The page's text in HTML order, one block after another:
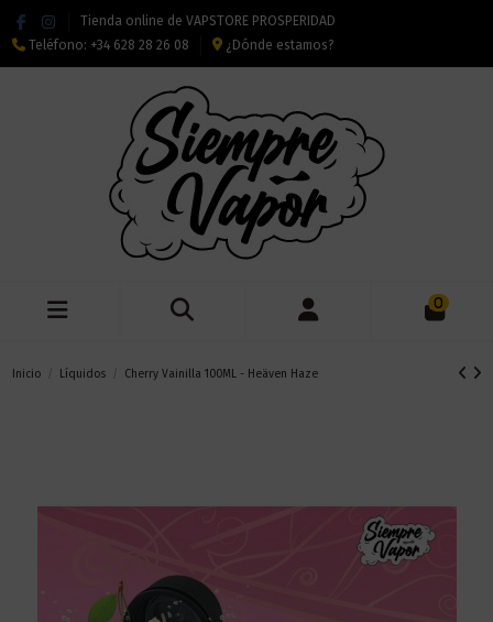
Tienda online de VAPSTORE PROSPERIDAD
Teléfono: +34 628 28 26 08 ¿Dónde estamos?
0
Inicio Líquidos Cherry Vainilla 100ML - Heäven Haze